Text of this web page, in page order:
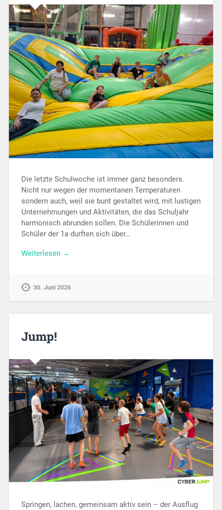
Die letzte Schulwoche ist immer ganz besonders.
Nicht nur wegen der momentanen Temperaturen
sondern auch, weil sie bunt gestaltet wird, mit lustigen
Unternehmungen und Aktivitäten, die das Schuljahr
harmonisch abrunden sollen. Die Schülerinnen und
Schüler der 1a durften sich über…
Weiterlesen →
30. Juni 2026
Jump!
Springen, lachen, gemeinsam aktiv sein – der Ausflug